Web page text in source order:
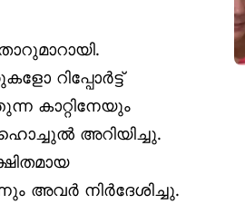
റിപ്പോര്‍ട്ട്
കാറ്റിനേയും
അറിയിച്ചു.
അവര്‍ നിര്‍ദേശിച്ചു.